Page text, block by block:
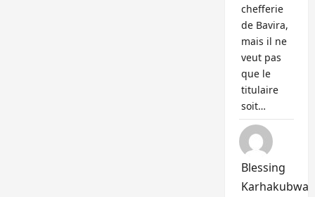
chefferie
de Bavira,
mais il ne
veut pas
que le
titulaire
soit…
Blessing
Karhakubwa